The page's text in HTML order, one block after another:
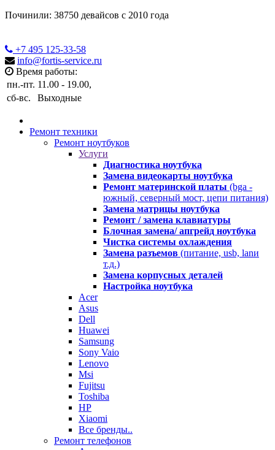
Починили: 38750 девайсов с 2010 года
+7 495 125-33-58
info@fortis-service.ru
Время работы:
пн.-пт. 11.00 - 19.00,
сб-вс.
Выходные
Ремонт техники
Ремонт ноутбуков
Услуги
Диагностика ноутбука
Замена видеокарты ноутбука
Ремонт материнской платы (bga -
южный, северный мост, цепи питания)
Замена матрицы ноутбука
Ремонт / замена клавиатуры
Блочная замена/ апгрейд ноутбука
Чистка системы охлаждения
Замена разъемов (питание, usb, lanи
т.д.)
Замена корпусных деталей
Настройка ноутбука
Acer
Asus
Dell
Huawei
Samsung
Sony Vaio
Lenovo
Msi
Fujitsu
Toshiba
HP
Xiaomi
Все бренды..
Ремонт телефонов